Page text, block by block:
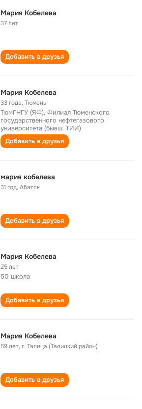
Мария Кобелева
37 лет
Добавить в друзья
Мария Кобелева
33 года,Тюмень
ТюмГНГУ (ЯФ), Филиал Тюменского
государственного нефтегазового
университета (бывш. ТИИ)
Добавить в друзья
мария кобелева
31 год,Абатск
Добавить в друзья
Мария Кобелева
25 лет
50 школа
Добавить в друзья
Мария Кобелева
59 лет,г. Талица (Талицкий район)
Добавить в друзья